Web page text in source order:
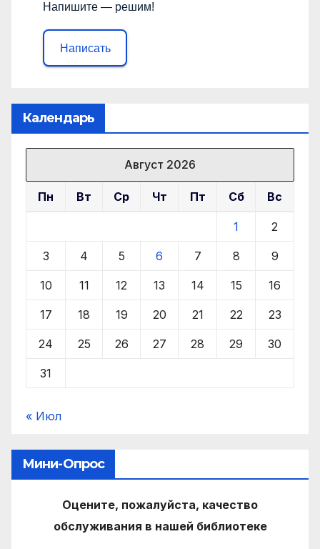
Напишите — решим!
Написать
Календарь
Август 2026
Пн Вт Ср Чт Пт Сб Вс
1 2
3 4 5 6 7 8 9
10 11 12 13 14 15 16
17 18 19 20 21 22 23
24 25 26 27 28 29 30
31
« Июл
Мини-Опрос
Оцените, пожалуйста, качество
обслуживания в нашей библиотеке